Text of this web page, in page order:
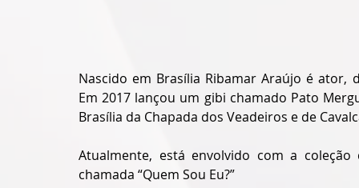
Nascido em Brasília Ribamar Araújo é
Em 2017 lançou um gibi chamado Pato
Brasília da Chapada dos Veadeiros e de
Atualmente, está envolvido com a
chamada “Quem Sou Eu?”